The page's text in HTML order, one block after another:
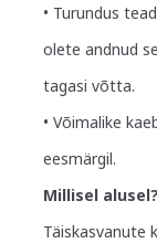
• Turundus
olete andnud
tagasi võtta.
• Võimalike
eesmärgil.
Millisel alusel?
Täiskasvanute